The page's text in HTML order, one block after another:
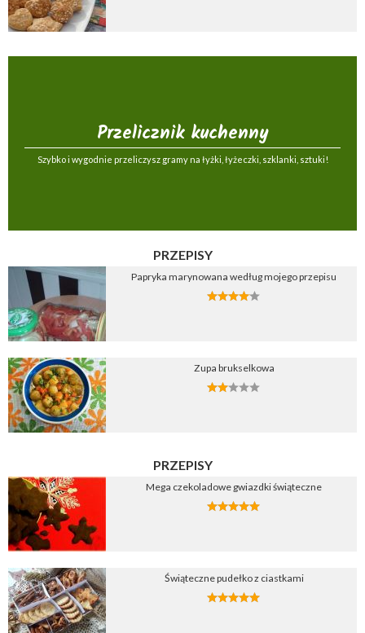
Przelicznik kuchenny
Szybko i wygodnie przeliczysz gramy na łyżki, łyżeczki, szklanki, sztuki!
PRZEPISY
Papryka marynowana według mojego przepisu
Zupa brukselkowa
PRZEPISY
Mega czekoladowe gwiazdki świąteczne
Świąteczne pudełko z ciastkami